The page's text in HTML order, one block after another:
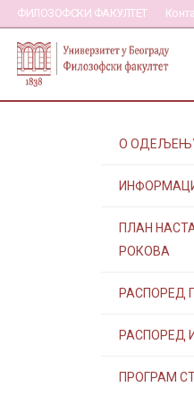
ФИЛОЗОФСКИ ФАКУЛТЕТ
О
ПЛАН
РОКОВА
РАСПОРЕД
РАСПОРЕД
ПРОГРАМ